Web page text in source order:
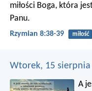
miłości Boga, która
Panu.
Rzymian 8:38-39 miłość
Wtorek, 15 sierpnia
A